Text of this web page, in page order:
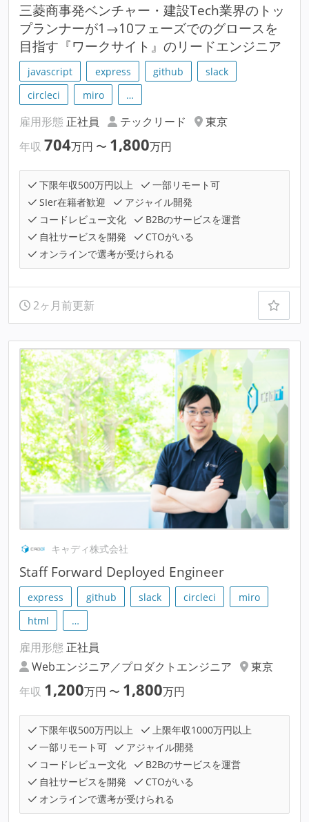
三菱商事発ベンチャー・建設Tech業界のトッ
プランナーが1→10フェーズでのグロースを
目指す『ワークサイト』のリードエンジニア
javascript express github
slack
circleci
miro …
雇用形態 正社員 テックリード
東京
年収 704万円 〜 1,800万円
下限年収500万円以上
一部リモート可
SIer在籍者歓迎
アジャイル開発
コードレビュー文化
B2Bのサービスを運営
自社サービスを開発
CTOがいる
オンラインで選考が受けられる
2ヶ月前更新
キャディ株式会社
Staff Forward Deployed Engineer
express github slack circleci
miro
html
…
雇用形態 正社員
Webエンジニア／プロダクトエンジニア
東京
年収 1,200万円 〜 1,800万円
下限年収500万円以上
上限年収1000万円以上
一部リモート可
アジャイル開発
コードレビュー文化
B2Bのサービスを運営
自社サービスを開発
CTOがいる
オンラインで選考が受けられる